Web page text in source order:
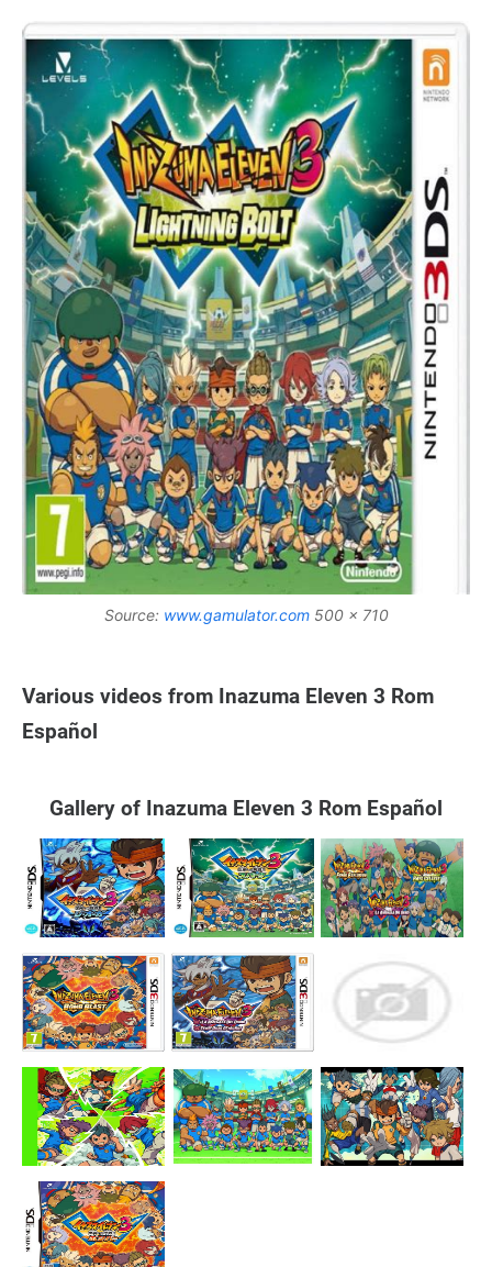
Source: www.gamulator.com500 x 710
Various videos from Inazuma Eleven 3 Rom
Español
Gallery of Inazuma Eleven 3 Rom Español